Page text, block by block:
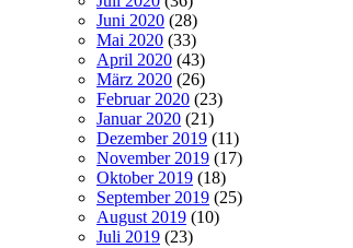
Juni 2020 (28)
Mai 2020 (33)
April 2020 (43)
März 2020 (26)
Februar 2020 (23)
Januar 2020 (21)
Dezember 2019 (11)
November 2019 (17)
Oktober 2019 (18)
September 2019 (25)
August 2019 (10)
Juli 2019 (23)